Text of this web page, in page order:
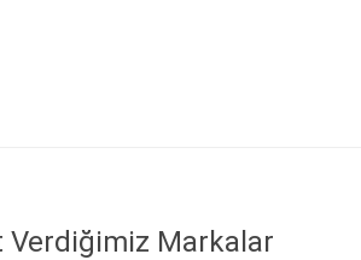
Verdiğimiz Markalar